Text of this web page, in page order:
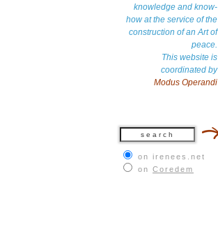
knowledge and know-
how at the service of the
construction of an Art of
peace.
This website is
coordinated by
Modus Operandi
on irenees.net
on Coredem